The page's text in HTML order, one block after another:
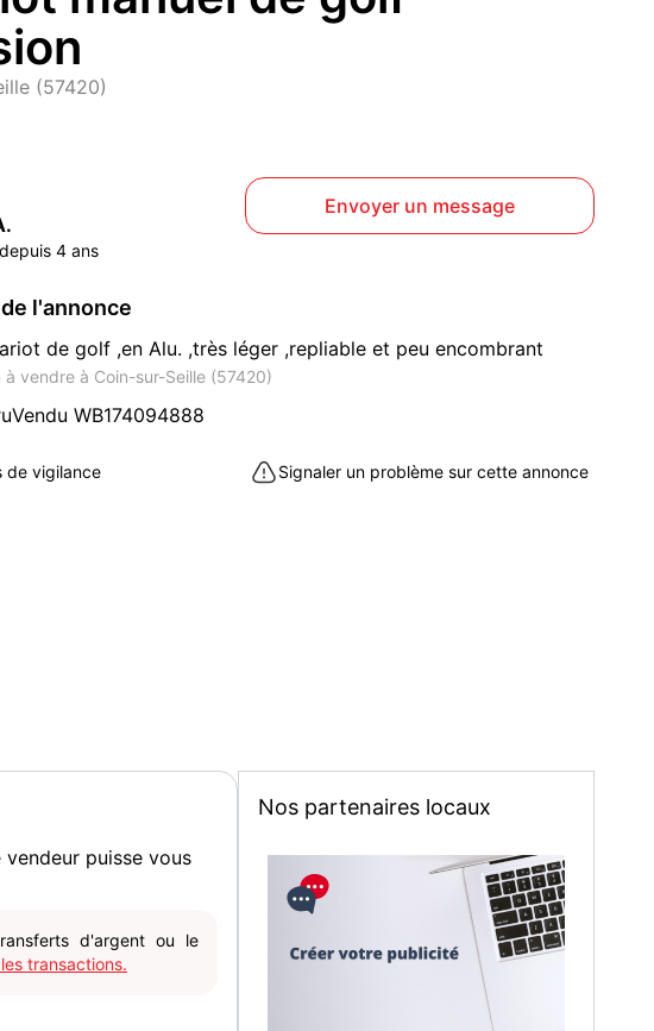
(57420)
4 ans
Envoyer un message
l'annonce
de golf ,en Alu. ,très léger ,repliable et peu encombrant
vendre à Coin-sur-Seille (57420)
WB174094888
de vigilance Signaler un problème sur cette annonce
puisse vous
d'argent ou le
transactions.
Nos partenaires locaux